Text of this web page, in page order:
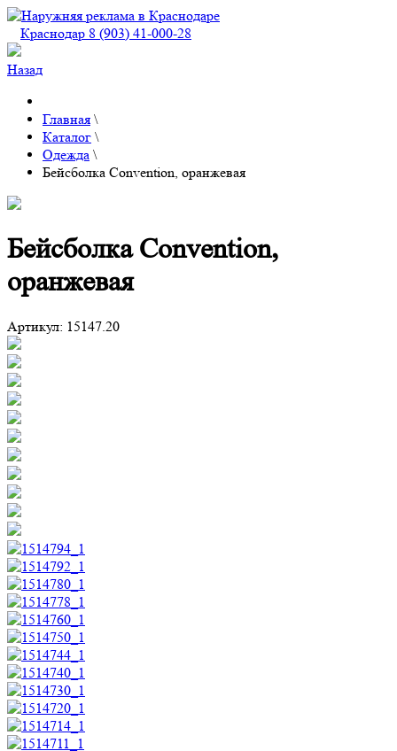
Краснодар 8 (903) 41-000-28
Назад
Главная \
Каталог \
Одежда \
Бейсболка Convention, оранжевая
Бейсболка Convention,
оранжевая
Артикул: 15147.20